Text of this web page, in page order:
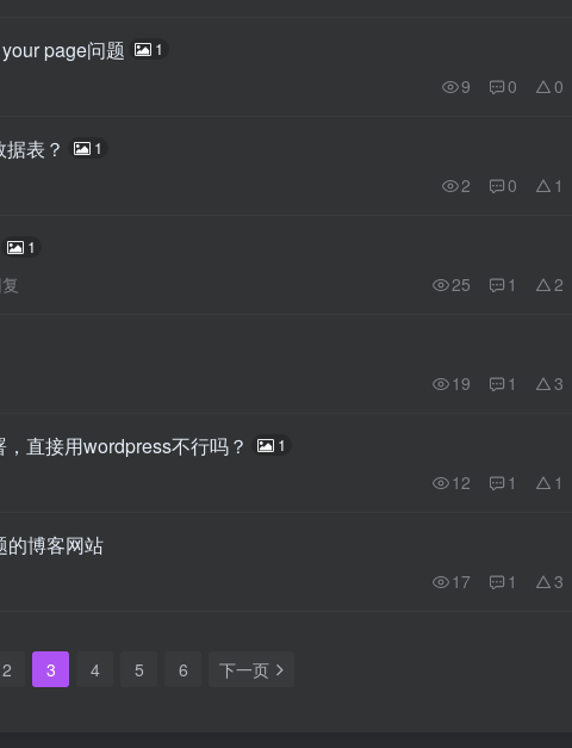
page问题 1
9 0 0
表？ 1
2 0 1
1
25 1 2
19 1 3
直接用wordpress不行吗？ 1
12 1 1
的博客网站
17 1 3
2 3 4 5 6 下一页